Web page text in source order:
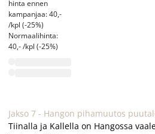
hinta ennen
kampanjaa: 40,-
/kpl (-25%)
Normaalihinta:
40,- /kpl (-25%)
Jakso 7 - Hangon pihamuutos
Tiinalla ja Kallella on Hangossa